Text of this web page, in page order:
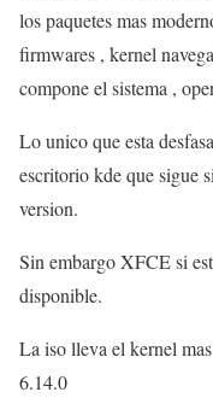
los paquetes mas
firmwares , kernel
compone el sistema ,
Lo unico que esta
escritorio kde que sigue
version.
Sin embargo XFCE si
disponible.
La iso lleva el kernel
6.14.0